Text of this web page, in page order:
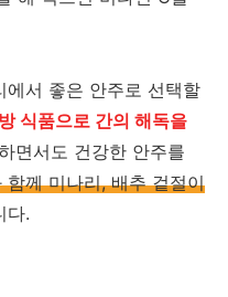
에서 좋은 안주로 선택할
식품으로 간의 해독을
면서도 건강한 안주를
함께 미나리, 배추 겉절이
다.